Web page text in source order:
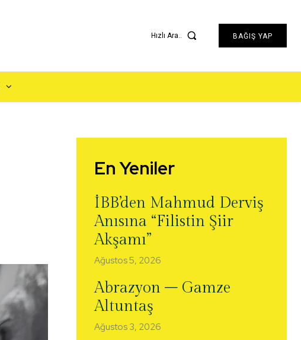
Hızlı Ara.. BAĞIŞ YAP
En Yeniler
İBB’den Mahmud Derviş
Anısına “Filistin Şiir
Akşamı”
Ağustos 5, 2026
Abrazyon – Gamze
Altuntaş
Ağustos 3, 2026